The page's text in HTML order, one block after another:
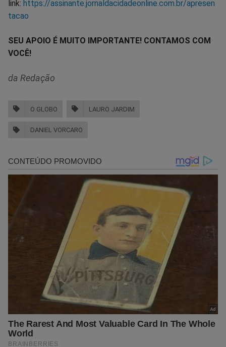
link: https://assinante.jornaldacidadeonline.com.br/apresen
tacao
SEU APOIO É MUITO IMPORTANTE! CONTAMOS COM
VOCÊ!
da Redação
O GLOBO LAURO JARDIM
DANIEL VORCARO